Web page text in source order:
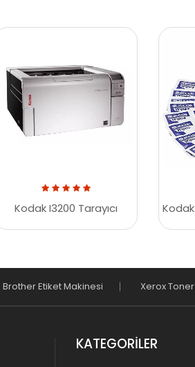
Kodak I3200 Tarayıcı
Brother Etiket Makinesi Xerox Toner
KATEGORILER